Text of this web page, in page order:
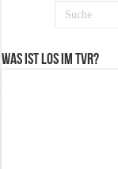
Was ist los im TVR?